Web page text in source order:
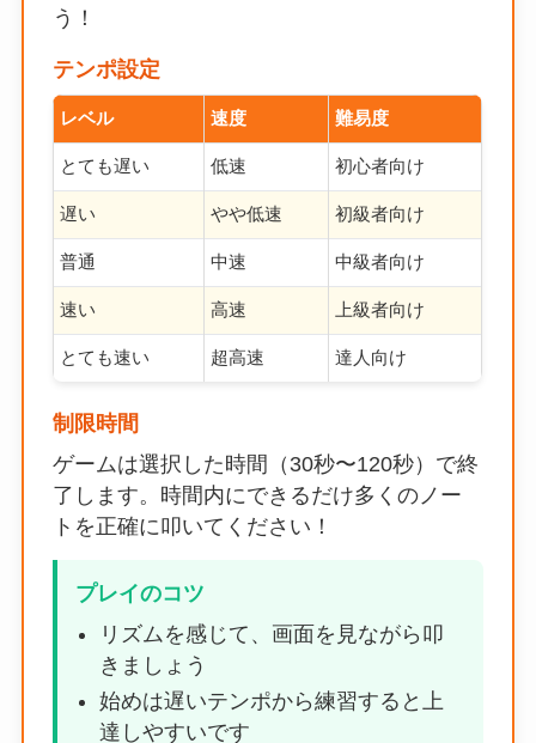
う！
テンポ設定
レベル 速度 難易度
とても遅い 低速 初心者向け
遅い やや低速 初級者向け
普通 中速 中級者向け
速い 高速 上級者向け
とても速い 超高速 達人向け
制限時間
ゲームは選択した時間（30秒〜120秒）で終
了します。時間内にできるだけ多くのノー
トを正確に叩いてください！
プレイのコツ
リズムを感じて、画面を見ながら叩
きましょう
始めは遅いテンポから練習すると上
達しやすいです